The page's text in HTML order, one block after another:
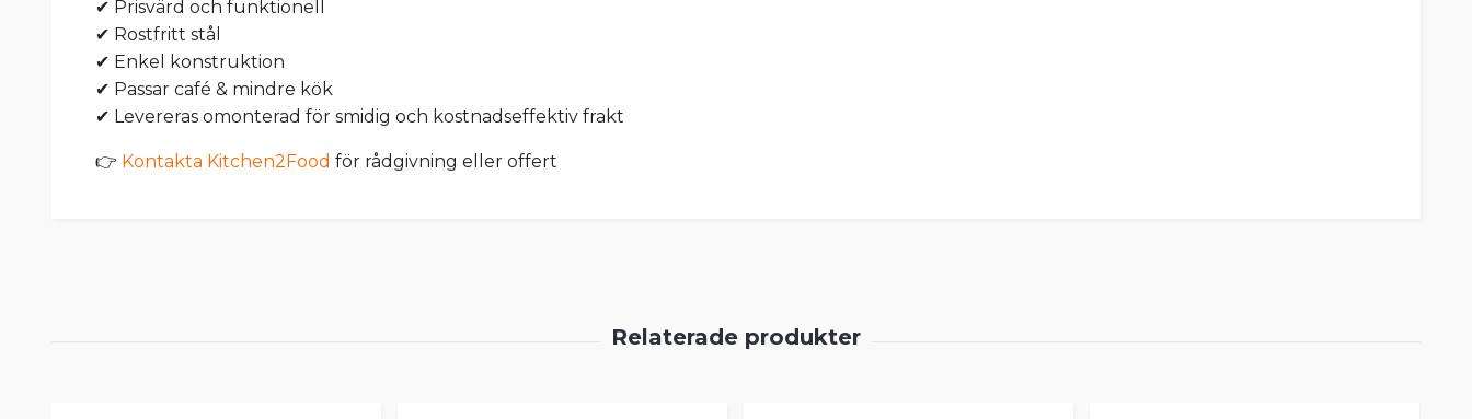
✔ Prisvärd och funktionell
✔ Rostfritt stål
✔ Enkel konstruktion
✔ Passar café & mindre kök
✔ Levereras omonterad för smidig och kostnadseffektiv frakt
👉 Kontakta Kitchen2Food för rådgivning eller offert